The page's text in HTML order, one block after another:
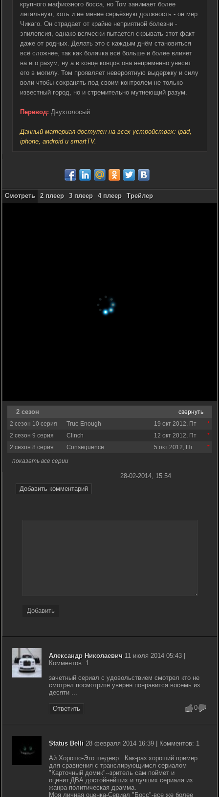
крупного мафиозного босса, но Том занимает более
легальную, хоть и не менее серьёзную должность - он мер
Чикаго. Он страдает от крайне неприятной болезни -
эпилепсия, однако всячески пытается скрывать этот факт
даже от родных. Делать это с каждым днём становиться
всё сложнее, так как болячка всё больше и более влияет
на его разум, ну а в конце концов она непременно унесёт
его в могилу. Том проявляет невероятную выдержку и силу
воли чтобы сохранять под своим контролем не только
известный город, но и стремительно мутнеющий разум.
Перевод: Двухголосый
Данный материал доступен на всех устройствах: ipad,
iphone, android и smartTV.
Смотреть 2 плеер 3 плеер 4 плеер Трейлер
2 сезон
свернуть
2 сезон 10 серия
True Enough
19 окт 2012, Пт
2 сезон 9 серия
Clinch
12 окт 2012, Пт
2 сезон 8 серия
Consequence
5 окт 2012, Пт
показать все серии
Добавить комментарий
28-02-2014, 15:54
Добавить
Александр Николаевич 11 июля 2014 05:43 |
Комментов: 1
зачетный сериал с удовольствием смотрел кто не
смотрел посмотрите уверен понравится восемь из
десяти ...
Ответить 0
Status Belli 28 февраля 2014 16:39 | Комментов: 1
Ай Хорошо-Это шедевр ..Как-раз хороший пример
для сравнения с транслирующимся сериалом
"Карточный домик"--зритель сам поймет и
оценит.ДВА достойнейших и лучших сериала из
жанра политическая драмма.
Моя личная оценка-Сериал "Босс"-все же более